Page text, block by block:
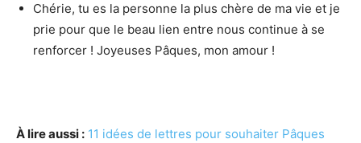
Chérie, tu es la personne la plus chère de ma vie et je
prie pour que le beau lien entre nous continue à se
renforcer ! Joyeuses Pâques, mon amour !
À lire aussi : 11 idées de lettres pour souhaiter Pâques